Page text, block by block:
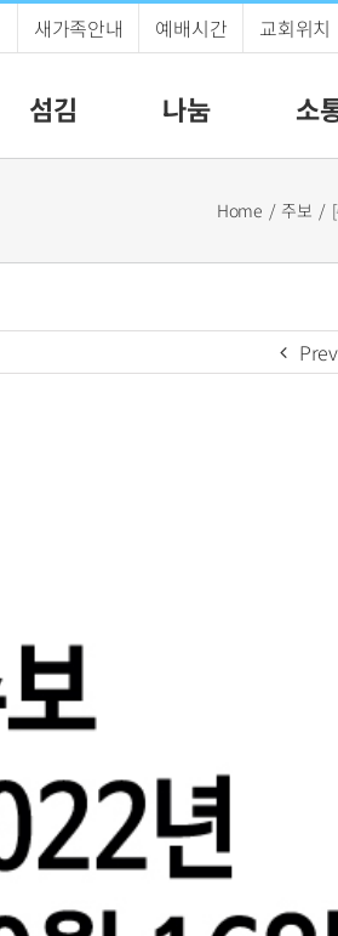
새가족안내 예배시간 교회위치
섬김 나눔 소
Home 주보